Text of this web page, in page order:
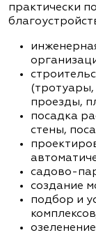
практически
проезды,
посадка
стены,
садово-
создание
подбор и